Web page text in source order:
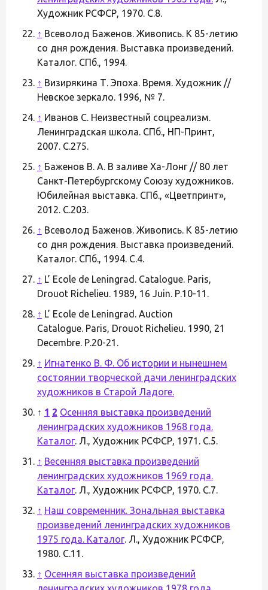
Художник РСФСР, 1970. С.8.
↑ Всеволод Баженов. Живопись. К 85-летию
со дня рождения. Выставка произведений.
Каталог. СПб., 1994.
↑ Визирякина Т. Эпоха. Время. Художник //
Невское зеркало. 1996, № 7.
↑ Иванов С. Неизвестный соцреализм.
Ленинградская школа. СПб., НП-Принт,
2007. С.275.
↑ Баженов В. А. В заливе Ха-Лонг // 80 лет
Санкт-Петербургскому Союзу художников.
Юбилейная выставка. СПб., «Цветпринт»,
2012. С.203.
↑ Всеволод Баженов. Живопись. К 85-летию
со дня рождения. Выставка произведений.
Каталог. СПб., 1994. С.4.
↑ L’ Ecole de Leningrad. Catalogue. Paris,
Drouot Richelieu. 1989, 16 Juin. Р.10-11.
↑ L’ Ecole de Leningrad. Auction
Catalogue. Paris, Drouot Richelieu. 1990, 21
Decembre. Р.20-21.
↑ Игнатенко В. Ф. Об истории и нынешнем
состоянии творческой дачи ленинградских
художников в Старой Ладоге.
↑ 1 2 Осенняя выставка произведений
ленинградских художников 1968 года.
Каталог. Л., Художник РСФСР, 1971. С.5.
↑ Весенняя выставка произведений
ленинградских художников 1969 года.
Каталог. Л., Художник РСФСР, 1970. С.7.
↑ Наш современник. Зональная выставка
произведений ленинградских художников
1975 года. Каталог. Л., Художник РСФСР,
1980. С.11.
↑ Осенняя выставка произведений